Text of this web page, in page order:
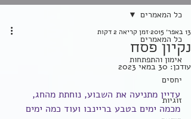
כל המאמרים
אימון והתפתחות
יחסים
זוגיות
כל המאמרים
נקיון פסח
13 באפר׳ 2015 זמן קריאה 2 דקות
עודכן: 30 במאי 2023
עדיין מתניעה את השבוע, נוחתת מהחג,
מכמה ימים בטבע בריינבו ועוד כמה ימים